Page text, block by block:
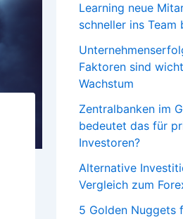
Learning neue
schneller ins Team
Faktoren sind
Wachstum
Zentralbanken im
bedeutet das für
Investoren?
Alternative
Vergleich zum
5 Golden Nuggets